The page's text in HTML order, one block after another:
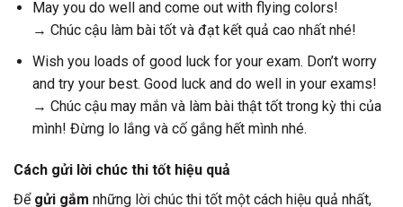
May you do well and come out with flying colors!
→ Chúc cậu làm bài tốt và đạt kết quả cao nhất nhé!
Wish you loads of good luck for your exam. Don’t worry
and try your best. Good luck and do well in your exams!
→ Chúc cậu may mắn và làm bài thật tốt trong kỳ thi của
mình! Đừng lo lắng và cố gắng hết mình nhé.
Cách gửi lời chúc thi tốt hiệu quả
Để gửi gắm những lời chúc thi tốt một cách hiệu quả nhất,